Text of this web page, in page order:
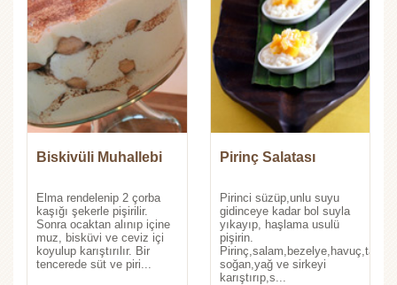
Biskivüli Muhallebi
Elma rendelenip 2 çorba
kaşığı şekerle pişirilir.
Sonra ocaktan alınıp içine
muz, bisküvi ve ceviz içi
koyulup karıştırılır. Bir
tencerede süt ve piri...
Pirinç Salatası
Pirinci süzüp,unlu suyu
gidinceye kadar bol suyla
yıkayıp, haşlama usulü
pişirin.
Pirinç,salam,bezelye,havuç,taze
soğan,yağ ve sirkeyi
karıştırıp,s...